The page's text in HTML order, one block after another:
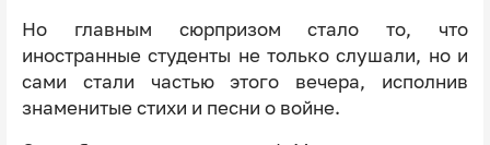
Но главным сюрпризом стало то, что
иностранные студенты не только слушали, но и
сами стали частью этого вечера, исполнив
знаменитые стихи и песни о войне.